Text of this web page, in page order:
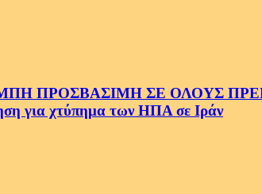
ΣΕ ΟΛΟΥΣ
για χτύπημα των ΗΠΑ σε Ιράν